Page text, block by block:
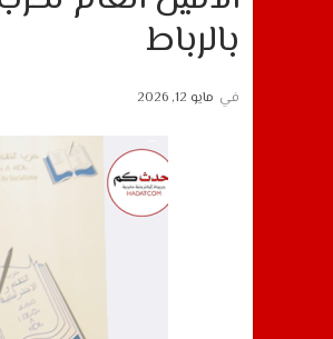
بالرباط
في مايو 12, 2026